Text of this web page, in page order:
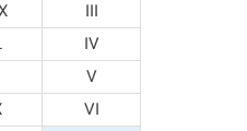
III
IV
V
VI